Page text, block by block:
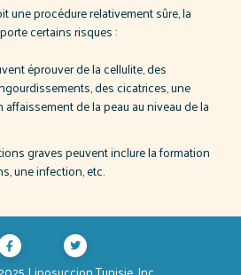
une procédure relativement sûre, la
certains risques :
éprouver de la cellulite, des
des cicatrices, une
de la peau au niveau de la
graves peuvent inclure la formation
une infection, etc.